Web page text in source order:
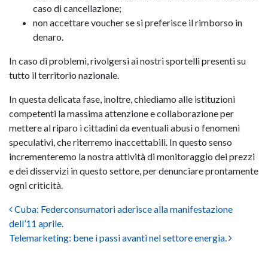
caso di cancellazione;
non accettare voucher se si preferisce il rimborso in
denaro.
In caso di problemi, rivolgersi ai nostri sportelli presenti su
tutto il territorio nazionale.
In questa delicata fase, inoltre, chiediamo alle istituzioni
competenti la massima attenzione e collaborazione per
mettere al riparo i cittadini da eventuali abusi o fenomeni
speculativi, che riterremo inaccettabili. In questo senso
incrementeremo la nostra attività di monitoraggio dei prezzi
e dei disservizi in questo settore, per denunciare prontamente
ogni criticità.
Post navigation
Cuba: Federconsumatori aderisce alla manifestazione
dell’11 aprile.
Telemarketing: bene i passi avanti nel settore energia.